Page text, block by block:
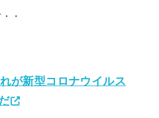
・
が新型コロナウイルス